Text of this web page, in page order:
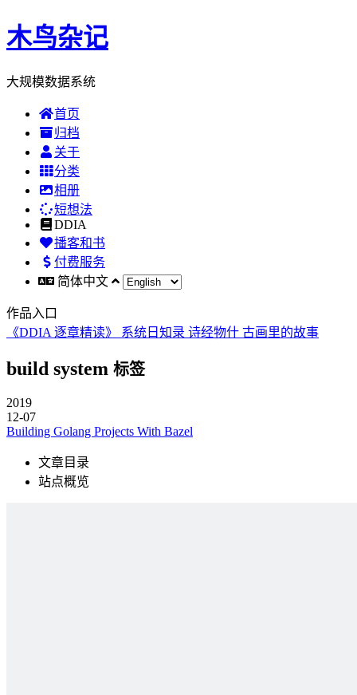
木鸟杂记
大规模数据系统
首页
归档
关于
分类
相册
短想法
DDIA
播客和书
付费服务
简体中文
作品入口
《DDIA 逐章精读》 系统日知录 诗经物什 古画里的故事
build system 标签
2019
12-07
Building Golang Projects With Bazel
文章目录
站点概览